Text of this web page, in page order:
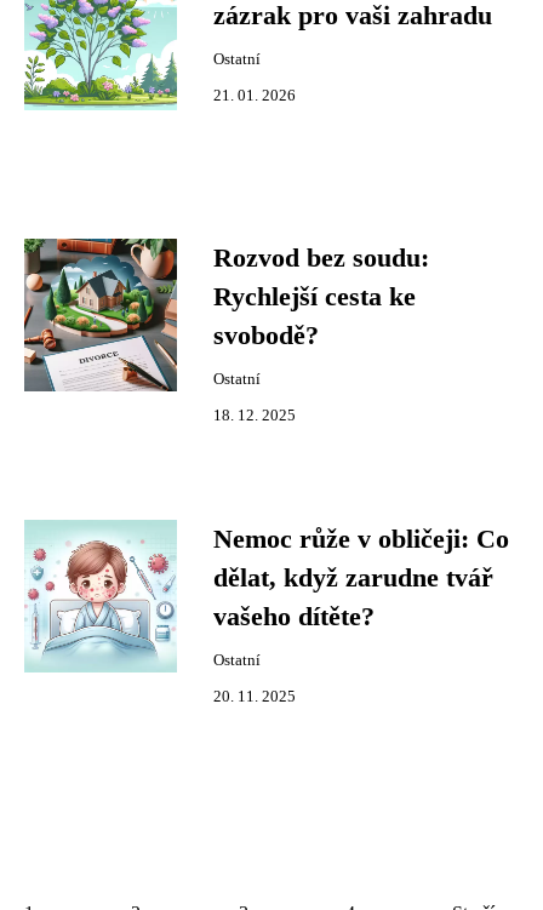
zázrak pro vaši zahradu
Ostatní
21. 01. 2026
Rozvod bez soudu:
Rychlejší cesta ke
svobodě?
Ostatní
18. 12. 2025
Nemoc růže v obličeji: Co
dělat, když zarudne tvář
vašeho dítěte?
Ostatní
20. 11. 2025